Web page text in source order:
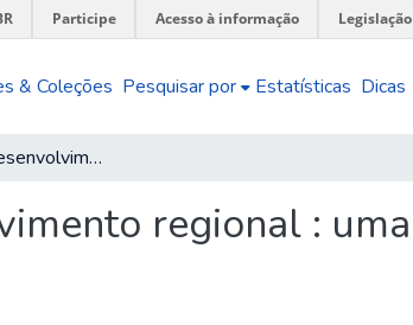
Participe Acesso à informação Legislação
& Coleções Pesquisar por Estatísticas Dicas
Participação e desenvolvimento regional : uma conexão ainda frágil
regional :